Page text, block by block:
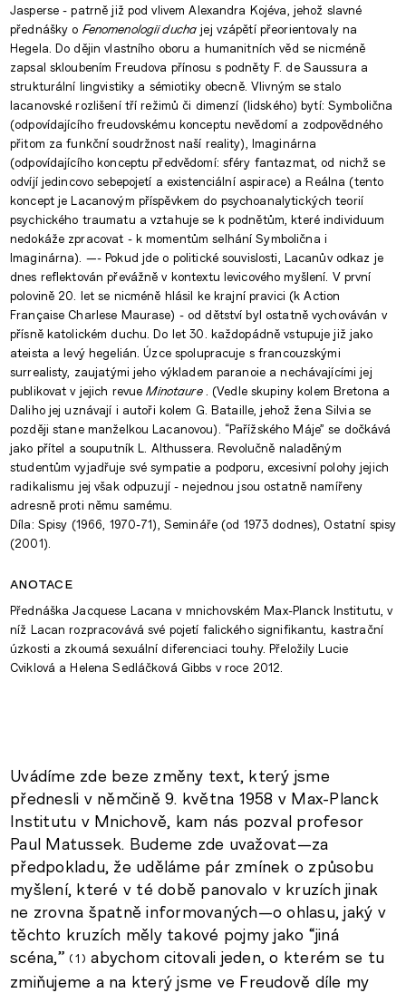
Jasperse - patrně již pod vlivem Alexandra Kojéva, jehož slavné
přednášky o Fenomenologii ducha jej vzápětí přeorientovaly na
Hegela. Do dějin vlastního oboru a humanitních věd se nicméně
zapsal skloubením Freudova přínosu s podněty F. de Saussura a
strukturální lingvistiky a sémiotiky obecně. Vlivným se stalo
lacanovské rozlišení tří režimů či dimenzí (lidského) bytí: Symbolična
(odpovídajícího freudovskému konceptu nevědomí a zodpovědného
přitom za funkční soudržnost naší reality), Imaginárna
(odpovídajícího konceptu předvědomí: sféry fantazmat, od nichž se
odvíjí jedincovo sebepojetí a existenciální aspirace) a Reálna (tento
koncept je Lacanovým příspěvkem do psychoanalytických teorií
psychického traumatu a vztahuje se k podnětům, které individuum
nedokáže zpracovat - k momentům selhání Symbolična i
Imaginárna). —- Pokud jde o politické souvislosti, Lacanův odkaz je
dnes reflektován převážně v kontextu levicového myšlení. V první
polovině 20. let se nicméně hlásil ke krajní pravici (k Action
Française Charlese Maurase) - od dětství byl ostatně vychováván v
přísně katolickém duchu. Do let 30. každopádně vstupuje již jako
ateista a levý hegelián. Úzce spolupracuje s francouzskými
surrealisty, zaujatými jeho výkladem paranoie a nechávajícími jej
publikovat v jejich revueMinotaure. (Vedle skupiny kolem Bretona a
Daliho jej uznávají i autoři kolem G. Bataille, jehož žena Silvia se
později stane manželkou Lacanovou). “Pařížského Máje” se dočkává
jako přítel a souputník L. Althussera. Revolučně naladěným
studentům vyjadřuje své sympatie a podporu, excesivní polohy jejich
radikalismu jej však odpuzují - nejednou jsou ostatně namířeny
adresně proti němu samému.
Díla: Spisy (1966, 1970-71), Semináře (od 1973 dodnes), Ostatní spisy
(2001).
anotace
Přednáška Jacquese Lacana v mnichovském Max-Planck Institutu, v
níž Lacan rozpracovává své pojetí falického signifikantu, kastrační
úzkosti a zkoumá sexuální diferenciaci touhy. Přeložily Lucie
Cviklová a Helena Sedláčková Gibbs v roce 2012.
Uvádíme zde beze změny text, který jsme
přednesli v němčině 9. května 1958 v Max-Planck
Institutu v Mnichově, kam nás pozval profesor
Paul Matussek. Budeme zde uvažovat—za
předpokladu, že uděláme pár zmínek o způsobu
myšlení, které v té době panovalo v kruzích jinak
ne zrovna špatně informovaných—o ohlasu, jaký v
těchto kruzích měly takové pojmy jako “jiná
scéna,”
1
abychom citovali jeden, o kterém se tu
zmiňujeme a na který jsme ve Freudově díle my